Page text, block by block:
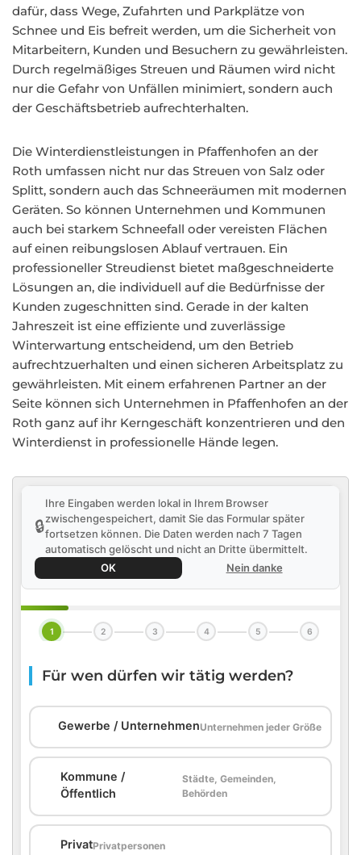
dafür, dass Wege, Zufahrten und Parkplätze von
Schnee und Eis befreit werden, um die Sicherheit von
Mitarbeitern, Kunden und Besuchern zu gewährleisten.
Durch regelmäßiges Streuen und Räumen wird nicht
nur die Gefahr von Unfällen minimiert, sondern auch
der Geschäftsbetrieb aufrechterhalten.
Die Winterdienstleistungen in Pfaffenhofen an der
Roth umfassen nicht nur das Streuen von Salz oder
Splitt, sondern auch das Schneeräumen mit modernen
Geräten. So können Unternehmen und Kommunen
auch bei starkem Schneefall oder vereisten Flächen
auf einen reibungslosen Ablauf vertrauen. Ein
professioneller Streudienst bietet maßgeschneiderte
Lösungen an, die individuell auf die Bedürfnisse der
Kunden zugeschnitten sind. Gerade in der kalten
Jahreszeit ist eine effiziente und zuverlässige
Winterwartung entscheidend, um den Betrieb
aufrechtzuerhalten und einen sicheren Arbeitsplatz zu
gewährleisten. Mit einem erfahrenen Partner an der
Seite können sich Unternehmen in Pfaffenhofen an der
Roth ganz auf ihr Kerngeschäft konzentrieren und den
Winterdienst in professionelle Hände legen.
🔒
Ihre Eingaben werden lokal in Ihrem Browser
zwischengespeichert, damit Sie das Formular später
fortsetzen können. Die Daten werden nach 7 Tagen
automatisch gelöscht und nicht an Dritte übermittelt.
OK
Nein danke
1 2 3 4 5 6
Für wen dürfen wir tätig werden?
Gewerbe / UnternehmenUnternehmen jeder Größe
Kommune /
Öffentlich
Städte, Gemeinden,
Behörden
PrivatPrivatpersonen